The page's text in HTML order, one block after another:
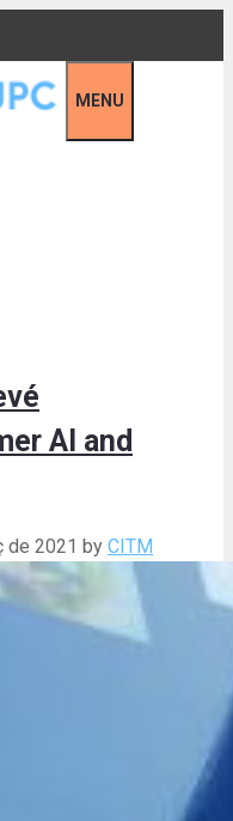
MENU
AI and
de 2021 by CITM